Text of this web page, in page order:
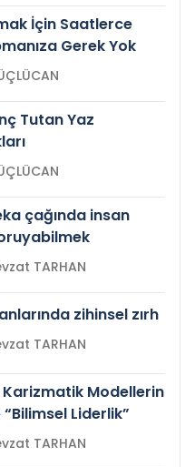
İçin Saatlerce
Gerek Yok
GÜÇLÜCAN
Tutan Yaz
GÜÇLÜCAN
çağında insan
Prof.Dr. Nevzat TARHAN
zihinsel zırh
Prof.Dr. Nevzat TARHAN
Karizmatik Modellerin
Liderlik”
Prof.Dr. Nevzat TARHAN